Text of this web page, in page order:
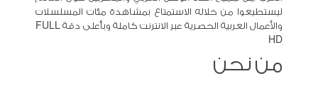
ليستطيعوا من خلاله الاستمتاع بمشاهدة مئات المسلسلات
والأعمال العربية الحصرية عبر الانترنت كاملة وبأعلى دقة FULL
HD
من نحن